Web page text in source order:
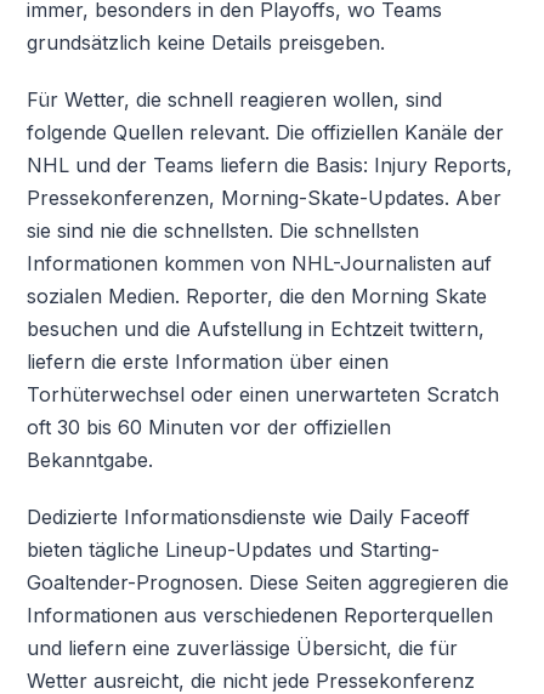
immer, besonders in den Playoffs, wo Teams
grundsätzlich keine Details preisgeben.
Für Wetter, die schnell reagieren wollen, sind
folgende Quellen relevant. Die offiziellen Kanäle der
NHL und der Teams liefern die Basis: Injury Reports,
Pressekonferenzen, Morning-Skate-Updates. Aber
sie sind nie die schnellsten. Die schnellsten
Informationen kommen von NHL-Journalisten auf
sozialen Medien. Reporter, die den Morning Skate
besuchen und die Aufstellung in Echtzeit twittern,
liefern die erste Information über einen
Torhüterwechsel oder einen unerwarteten Scratch
oft 30 bis 60 Minuten vor der offiziellen
Bekanntgabe.
Dedizierte Informationsdienste wie Daily Faceoff
bieten tägliche Lineup-Updates und Starting-
Goaltender-Prognosen. Diese Seiten aggregieren die
Informationen aus verschiedenen Reporterquellen
und liefern eine zuverlässige Übersicht, die für
Wetter ausreicht, die nicht jede Pressekonferenz